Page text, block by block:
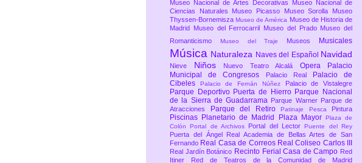
Museo Nacional de Artes Decorativas Museo Nacional de
Ciencias Naturales Museo Picasso Museo Sorolla Museo
Thyssen-BornemiszaMuseo de América Museo de Historia de
Madrid
Museo del Ferrocarril Museo del Prado Museo del
Romanticismo
Museo del Traje Museos Musicales
Música Naturaleza Naves del Español Navidad
Nieve Niños Nuevo Teatro Alcalá Opera
Palacio
Municipal de Congresos
Palacio Real
Palacio de
Cibeles
Palacio de Fernán Núñez Palacio de Vistalegre
Parque Deportivo Puerta de Hierro Parque Nacional
de la Sierra de Guadarrama Parque Warner Parque de
Atracciones
Parque del Retiro Patinaje Pesca Pintura
Piscinas Planetario de Madrid Plaza Mayor
Plaza de
Colón Portal de Archivos Portal del LectorPuente del Rey
Puerta del Ángel
Real Academia de Bellas Artes de San
Fernando Real Casa de Correos Real Coliseo Carlos III
Real Jardín Botánico Recinto Ferial Casa de Campo Red
Itiner
Red de Teatros de la Comunidad de Madrid